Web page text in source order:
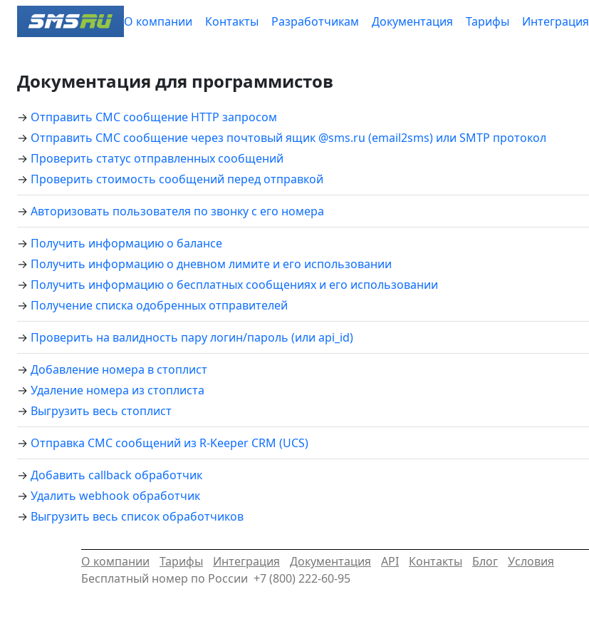
О компании Контакты Разработчикам Документация Тарифы Интеграция
Документация для программистов
→ Отправить СМС сообщение HTTP запросом
→ Отправить СМС сообщение через почтовый ящик @sms.ru (email2sms) или SMTP протокол
→ Проверить статус отправленных сообщений
→ Проверить стоимость сообщений перед отправкой
→ Авторизовать пользователя по звонку с его номера
→ Получить информацию о балансе
→ Получить информацию о дневном лимите и его использовании
→ Получить информацию о бесплатных сообщениях и его использовании
→ Получение списка одобренных отправителей
→ Проверить на валидность пару логин/пароль (или api_id)
→ Добавление номера в стоплист
→ Удаление номера из стоплиста
→ Выгрузить весь стоплист
→ Отправка СМС сообщений из R-Keeper CRM (UCS)
→ Добавить callback обработчик
→ Удалить webhook обработчик
→ Выгрузить весь список обработчиков
О компании Тарифы Интеграция Документация API Контакты Блог
Условия
Бесплатный номер по России +7 (800) 222-60-95